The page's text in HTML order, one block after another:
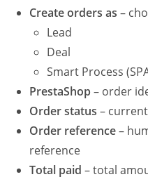
Create orders as –
Lead
Deal
Smart Process
PrestaShop – order
Order status –
Order reference–
reference
Total paid – total